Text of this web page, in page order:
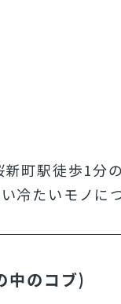
町駅徒歩1分
冷たいモノに
中のコブ)